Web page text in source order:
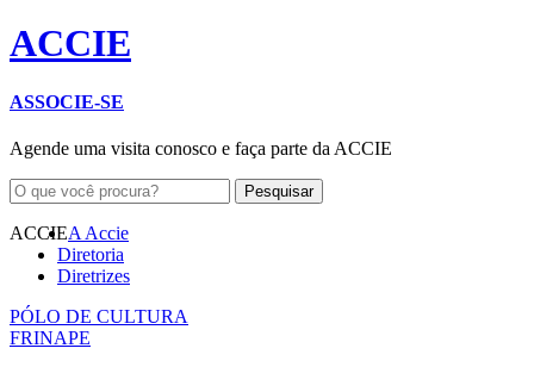
ACCIE
ASSOCIE-SE
Agende uma visita conosco e faça parte da ACCIE
ACCIEA Accie
Diretoria
Diretrizes
PÓLO DE CULTURA
FRINAPE